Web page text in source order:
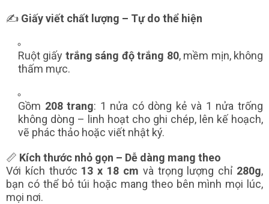
✍️ Giấy viết chất lượng – Tự do thể hiện
Ruột giấy trắng sáng độ trắng 80, mềm mịn, không
thấm mực.
Gồm 208 trang: 1 nửa có dòng kẻ và 1 nửa trống
không dòng – linh hoạt cho ghi chép, lên kế hoạch,
vẽ phác thảo hoặc viết nhật ký.
📏 Kích thước nhỏ gọn – Dễ dàng mang theo
Với kích thước 13 x 18 cm và trọng lượng chỉ 280g,
bạn có thể bỏ túi hoặc mang theo bên mình mọi lúc,
mọi nơi.